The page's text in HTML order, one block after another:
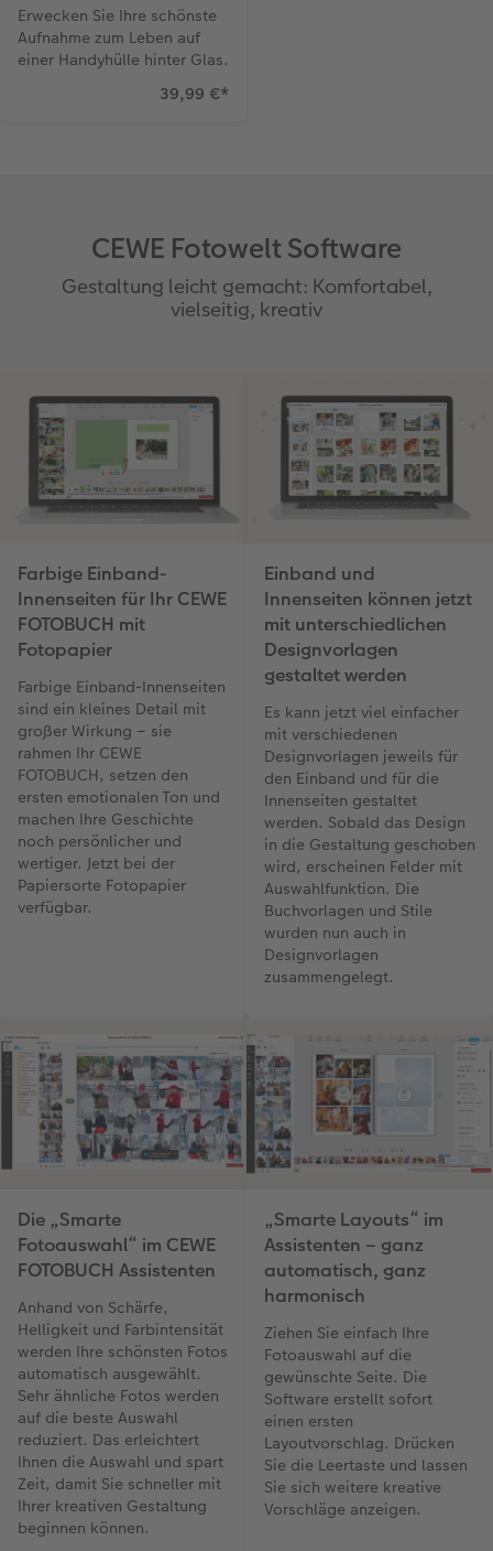
Erwecken Sie Ihre schönste
Aufnahme zum Leben auf
einer Handyhülle hinter Glas.
39,99 €*
CEWE Fotowelt Software
Gestaltung leicht gemacht: Komfortabel,
vielseitig, kreativ
Farbige Einband-
Innenseiten für Ihr CEWE
FOTOBUCH mit
Fotopapier
Farbige Einband-Innenseiten
sind ein kleines Detail mit
großer Wirkung – sie
rahmen Ihr CEWE
FOTOBUCH, setzen den
ersten emotionalen Ton und
machen Ihre Geschichte
noch persönlicher und
wertiger. Jetzt bei der
Papiersorte Fotopapier
verfügbar.
Einband und
Innenseiten können jetzt
mit unterschiedlichen
Designvorlagen
gestaltet werden
Es kann jetzt viel einfacher
mit verschiedenen
Designvorlagen jeweils für
den Einband und für die
Innenseiten gestaltet
werden. Sobald das Design
in die Gestaltung geschoben
wird, erscheinen Felder mit
Auswahlfunktion. Die
Buchvorlagen und Stile
wurden nun auch in
Designvorlagen
zusammengelegt.
Die „Smarte
Fotoauswahl“ im CEWE
FOTOBUCH Assistenten
Anhand von Schärfe,
Helligkeit und Farbintensität
werden Ihre schönsten Fotos
automatisch ausgewählt.
Sehr ähnliche Fotos werden
auf die beste Auswahl
reduziert. Das erleichtert
Ihnen die Auswahl und spart
Zeit, damit Sie schneller mit
Ihrer kreativen Gestaltung
beginnen können.
„Smarte Layouts“ im
Assistenten – ganz
automatisch, ganz
harmonisch
Ziehen Sie einfach Ihre
Fotoauswahl auf die
gewünschte Seite. Die
Software erstellt sofort
einen ersten
Layoutvorschlag. Drücken
Sie die Leertaste und lassen
Sie sich weitere kreative
Vorschläge anzeigen.